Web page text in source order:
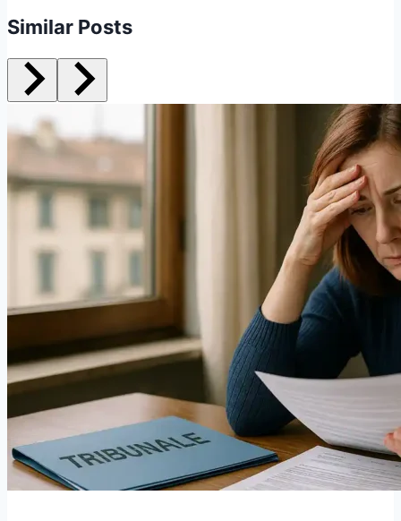
Similar Posts